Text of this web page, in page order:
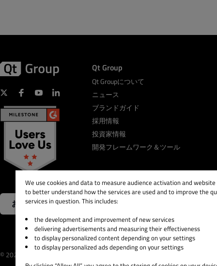
お問い合わせ
Qt Group
Qt Groupについて
ニュース
ブランドガイド
採用情報
投資家情報
開発フレームワーク＆ツール
© 2026 The Qt Company Legal Notice
We use cookies and data to measure audience activation and
to better understand how the services are used and to improve the
services in question. This includes:
the development and improvement of new services
delivering advertisements and measuring their effectiveness
to display personalized content depending on your settings
to display personalized ads depending on your settings